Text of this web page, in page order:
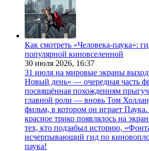
Как смотреть «Человека-паука»:
популярной киновселенной
30 июля 2026, 16:37
31 июля на мировые экраны
Новый день» — очередная часть
посвящённая похождениям
главной роли — вновь Том
фильм, в котором он играет
красное трико появлялось на
тех, кто подзабыл историю,
исчерпывающий гид по
паука!